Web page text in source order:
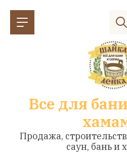
Все для
Продажа,
саун, бань и